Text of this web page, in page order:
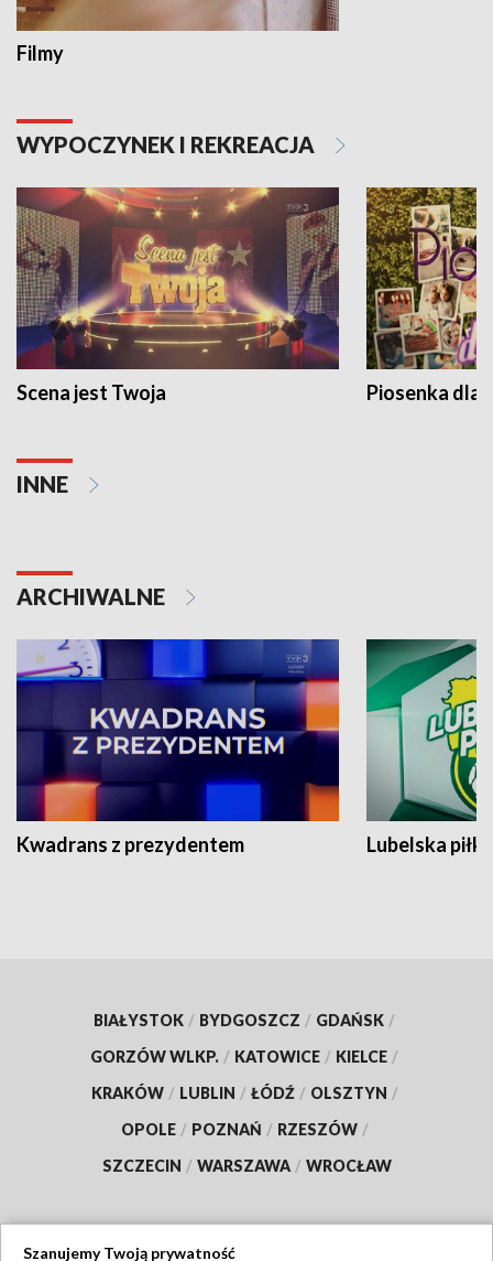
Filmy
WYPOCZYNEK I REKREACJA
Scena jest Twoja Piosenka dla
INNE
ARCHIWALNE
Kwadrans z prezydentem Lubelska piłka
BIAŁYSTOK / BYDGOSZCZ / GDAŃSK /
GORZÓW WLKP. / KATOWICE / KIELCE /
KRAKÓW / LUBLIN / ŁÓDŹ / OLSZTYN /
OPOLE / POZNAŃ / RZESZÓW /
SZCZECIN / WARSZAWA / WROCŁAW
Szanujemy Twoją prywatność